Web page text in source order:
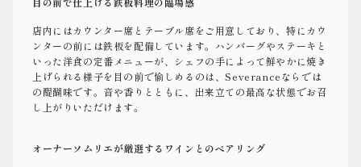
店内にはカウンター席とテーブル席をご用意しており、特にカウ
ンターの前には鉄板を配備しています。ハンバーグやステーキと
いった洋食の定番メニューが、シェフの手によって鮮やかに焼き
上げられる様子を目の前で愉しめるのは、Severanceならでは
の醍醐味です。音や香りとともに、出来立ての最高な状態でお召
し上がりいただけます。
オーナーソムリエが厳選するワインとのペアリング